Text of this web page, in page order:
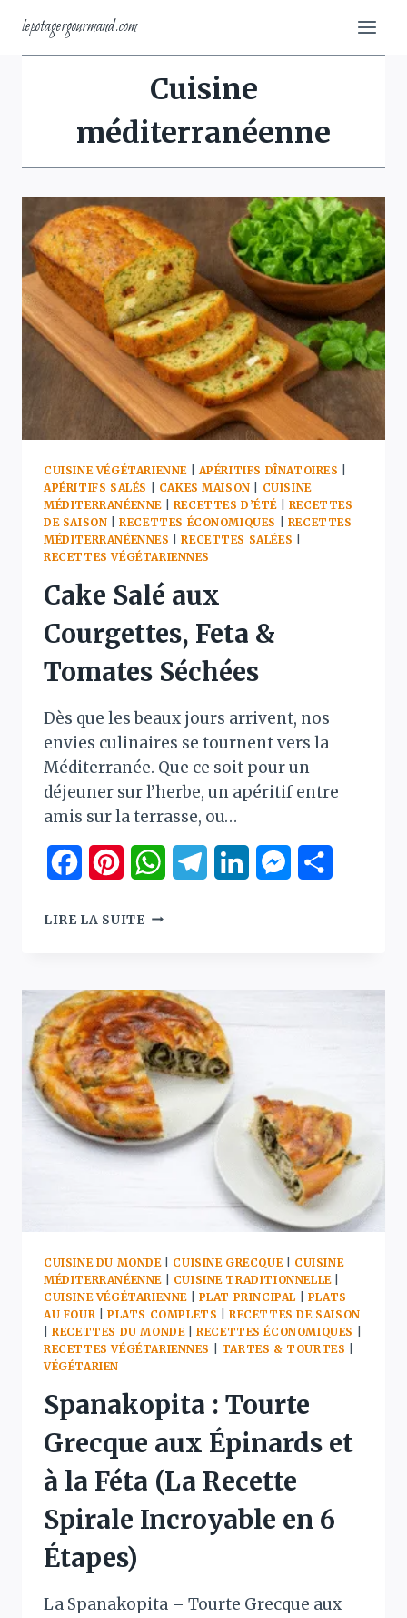
contenu
lepotagergourmand.com
Cuisine
méditerranéenne
CUISINE VÉGÉTARIENNE| APÉRITIFS DÎNATOIRES
APÉRITIFS SALÉS
CAKES MAISON
CUISINE
MÉDITERRANÉENNE| RECETTES D’ÉTÉ
RECETTES
DE SAISON |RECETTES ÉCONOMIQUES
RECETTES
MÉDITERRANÉENNES
|RECETTES SALÉES
RECETTES VÉGÉTARIENNES
Cake Salé aux
Courgettes, Feta &
Tomates Séchées
Dès que les beaux jours arrivent, nos
envies culinaires se tournent vers la
Méditerranée. Que ce soit pour un
déjeuner sur l’herbe, un apéritif entre
amis sur la terrasse, ou…
FacebookPinterestWhatsAppTelegramLinkedInMessenger
LIRE LA SUITECAKE
FETA
&
TOMATES
SÉCHÉES
CUISINE DU MONDE| CUISINE GRECQUE| CUISINE
MÉDITERRANÉENNE| CUISINE TRADITIONNELLE|
CUISINE VÉGÉTARIENNE| PLAT PRINCIPAL
PLATS
AU FOUR
PLATS COMPLETS |RECETTES DE SAISON
|RECETTES DU MONDE|RECETTES ÉCONOMIQUES
RECETTES VÉGÉTARIENNES
TARTES & TOURTES
VÉGÉTARIEN
Spanakopita : Tourte
Grecque aux Épinards et
à la Féta (La Recette
Spirale Incroyable en 6
Étapes)
La Spanakopita – Tourte Grecque aux